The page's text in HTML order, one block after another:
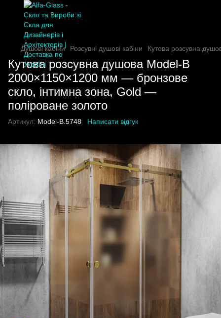
Душові кабіни Розсувні душові кабіни Кутова розсувна
Кутова розсувна душова Model-B
2000×1150×1200 мм — бронзове
скло, інтимна зона, Gold —
поліроване золото
Артикул: Model-B.5748 Написати відгук